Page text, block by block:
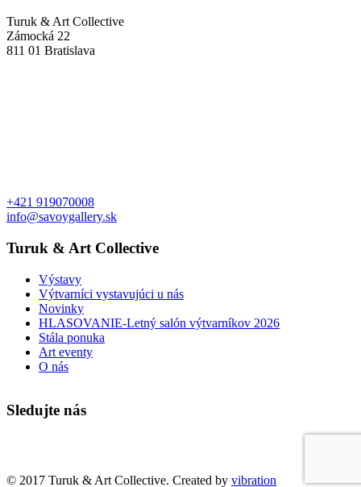
Turuk & Art Collective
Zámocká 22
811 01 Bratislava
+421 919070008
info@savoygallery.sk
Turuk & Art Collective
Výstavy
Výtvarníci vystavujúci u nás
Novinky
HLASOVANIE-Letný salón výtvarníkov 2026
Stála ponuka
Art eventy
O nás
Sledujte nás
© 2017 Turuk & Art Collective. Created by vibration